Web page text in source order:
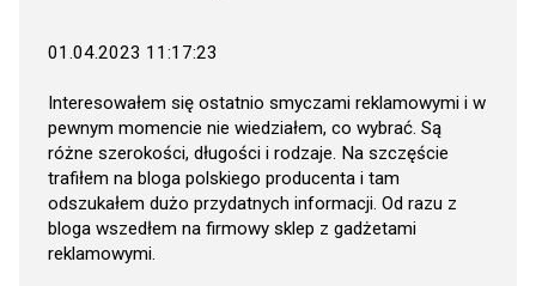
01.04.2023 11:17:23
Interesowałem się ostatnio smyczami reklamowymi i w
pewnym momencie nie wiedziałem, co wybrać. Są
różne szerokości, długości i rodzaje. Na szczęście
trafiłem na bloga polskiego producenta i tam
odszukałem dużo przydatnych informacji. Od razu z
bloga wszedłem na firmowy sklep z gadżetami
reklamowymi.